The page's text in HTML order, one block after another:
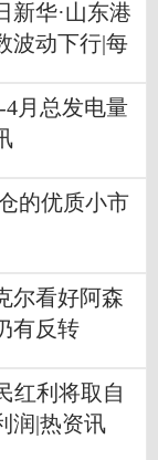
新华·山东港
波动下行|每
4月总发电量
的优质小市
尔看好阿森
有反转
红利将取自
润|热资讯